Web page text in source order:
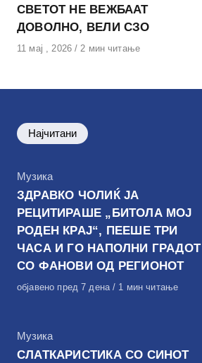
СВЕТОТ НЕ ВЕЖБААТ
ДОВОЛНО, ВЕЛИ СЗО
Објавено
11 мај , 2026 2 мин читање
Најчитани
КАтегорија
Музика
ЗДРАВКО ЧОЛИЌ ЈА
РЕЦИТИРАШЕ „БИТОЛА МОЈ
РОДЕН КРАЈ“, ПЕЕШЕ ТРИ
ЧАСА И ГО НАПОЛНИ ГРАДОТ
СО ФАНОВИ ОД РЕГИОНОТ
Објавено
објавено пред 7 дена 1 мин читање
КАтегорија
Музика
СЛАТКАРИСТИКА СО СИНОТ